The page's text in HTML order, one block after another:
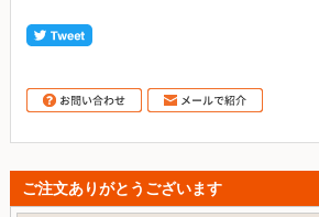
ご注文ありがとうございます